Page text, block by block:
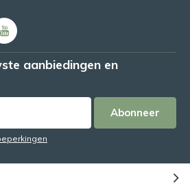
aanbiedingen en
Abonneer